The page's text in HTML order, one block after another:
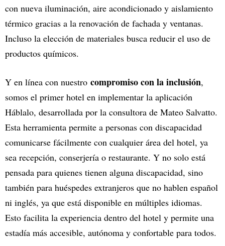
con nueva iluminación, aire acondicionado y aislamiento
térmico gracias a la renovación de fachada y ventanas.
Incluso la elección de materiales busca reducir el uso de
productos químicos.
Y en línea con nuestro compromiso con la inclusión,
somos el primer hotel en implementar la aplicación
Háblalo, desarrollada por la consultora de Mateo Salvatto.
Esta herramienta permite a personas con discapacidad
comunicarse fácilmente con cualquier área del hotel, ya
sea recepción, conserjería o restaurante. Y no solo está
pensada para quienes tienen alguna discapacidad, sino
también para huéspedes extranjeros que no hablen español
ni inglés, ya que está disponible en múltiples idiomas.
Esto facilita la experiencia dentro del hotel y permite una
estadía más accesible, autónoma y confortable para todos.